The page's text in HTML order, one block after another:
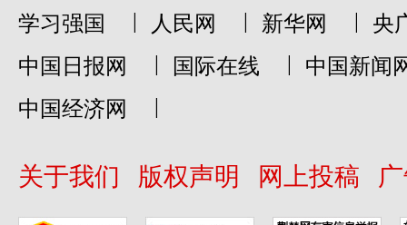
学习强国 | 人民网 | 新华网 |
央
中国日报网
| 国际在线 |
中国新闻
中国经济网
|
关于我们 版权声明 网上投稿